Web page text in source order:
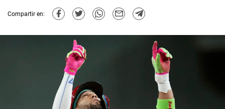
Compartir en: